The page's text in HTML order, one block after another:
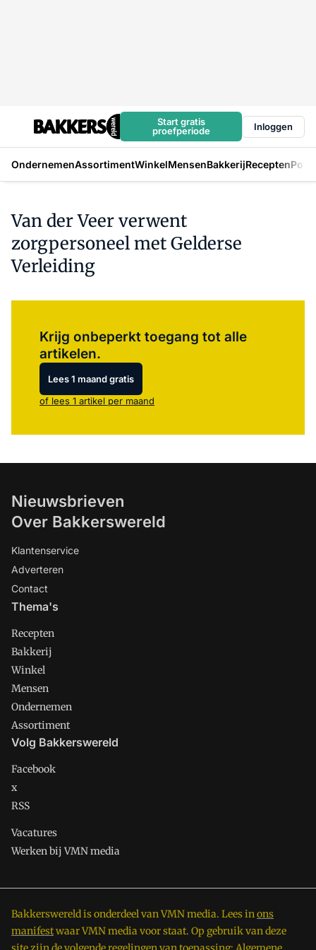
Start gratis
proefperiode
Inloggen
OndernemenAssortimentWinkelMensenBakkerijRecepten
Van der Veer verwent
zorgpersoneel met Gelderse
Verleiding
Krijg onbeperkt toegang tot alle
artikelen.
Lees 1 maand gratis
of lees 1 artikel per maand
Nieuwsbrieven
Over Bakkerswereld
Klantenservice
Adverteren
Contact
Thema's
Recepten
Bakkerij
Winkel
Mensen
Ondernemen
Assortiment
Volg Bakkerswereld
Facebook
x
RSS
Vacatures
Werken bij VMN media
Bakkerswereld is onderdeel van VMN media. Lees inons
manifestwaar VMN media voor staat. Op gebruik van deze